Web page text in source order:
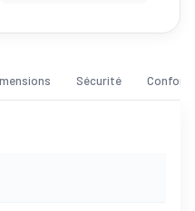
Sécurité Confort